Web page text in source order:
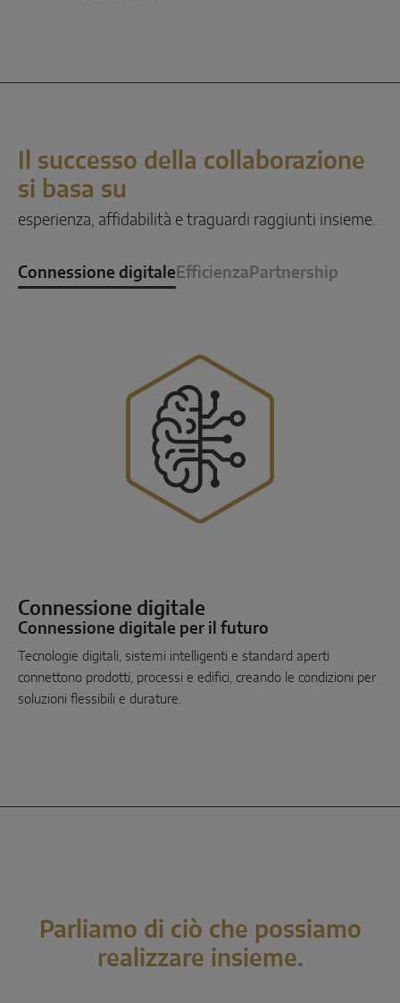
Il successo della collaborazione
si basa su
esperienza, affidabilità e traguardi raggiunti insieme.
Connessione digitale Efficienza Partnership
Connessione digitale
Connessione digitale per il futuro
Tecnologie digitali, sistemi intelligenti e standard aperti
connettono prodotti, processi e edifici, creando le condizioni per
soluzioni flessibili e durature.
Parliamo di ciò che possiamo
realizzare insieme.